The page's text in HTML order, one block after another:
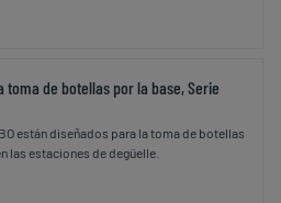
toma de botellas por la base, Serie
están diseñados para la toma de botellas
las estaciones de degüelle.